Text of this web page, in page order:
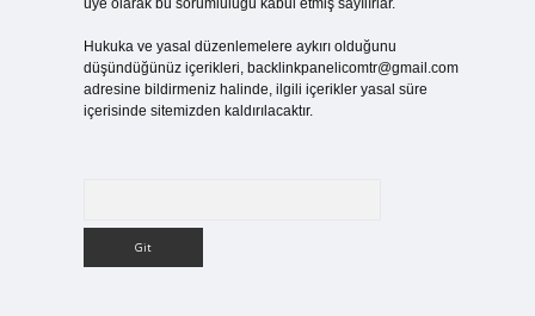
üye olarak bu sorumluluğu kabul etmiş sayılırlar.
Hukuka ve yasal düzenlemelere aykırı olduğunu
düşündüğünüz içerikleri, backlinkpanelicomtr@gmail.com
adresine bildirmeniz halinde, ilgili içerikler yasal süre
içerisinde sitemizden kaldırılacaktır.